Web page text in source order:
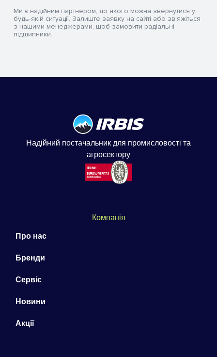
Ми є надійним партнером, до якого можна звернутися у
будь-якій ситуації. Залиште заявку на сайті або зв’яжіться
з нашими менеджерами, щоб замовити радіальні
підшипники.
Надійний постачальник для промисловості та
агросектору
Компанія
Про нас
Бренди
Сервіс
Новини
Акції